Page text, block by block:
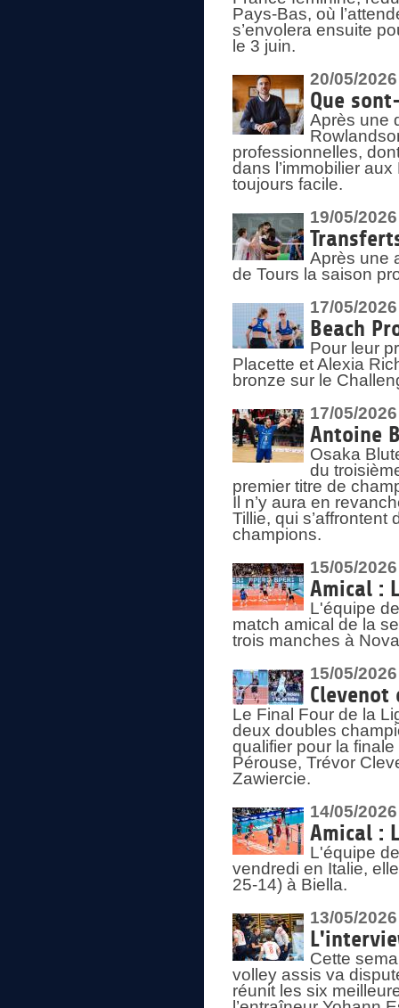
Pays-Bas, où
s’envolera ensuite
le 3 juin.
20/05/2026
Que
Après une
professionnelles,
dans l’immobilier
toujours facile.
19/05/2026
Après une
de Tours la saison
17/05/2026
Beach
Pour leur
Placette et Alexia
bronze sur le
17/05/2026
Antoine
Osaka
du
premier titre de
Il n’y aura en
Tillie, qui
champions.
15/05/2026
Amical :
L'équipe
match amical de la
trois manches à
15/05/2026
Le Final Four de la
deux doubles
qualifier pour la
Pérouse, Trévor
Zawiercie.
14/05/2026
Amical :
L'équipe
vendredi en Italie,
25-14) à Biella.
13/05/2026
Cette
volley assis va
réunit les six